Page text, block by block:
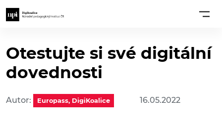
Otestujte si své digitální
dovednosti
Autor: Europass, DigiKoalice 16.05.2022